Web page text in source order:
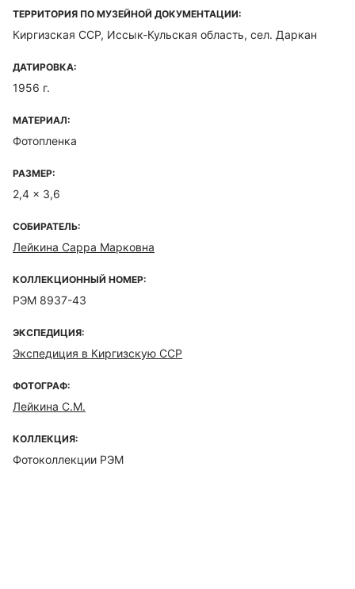
ТЕРРИТОРИЯ ПО МУЗЕЙНОЙ ДОКУМЕНТАЦИИ:
Киргизская ССР, Иссык-Кульская область, сел. Даркан
ДАТИРОВКА:
1956 г.
МАТЕРИАЛ:
Фотопленка
РАЗМЕР:
2,4 x 3,6
СОБИРАТЕЛЬ:
Лейкина Сарра Марковна
КОЛЛЕКЦИОННЫЙ НОМЕР:
РЭМ 8937-43
ЭКСПЕДИЦИЯ:
Экспедиция в Киргизскую ССР
ФОТОГРАФ:
Лейкина С.М.
КОЛЛЕКЦИЯ:
Фотоколлекции РЭМ